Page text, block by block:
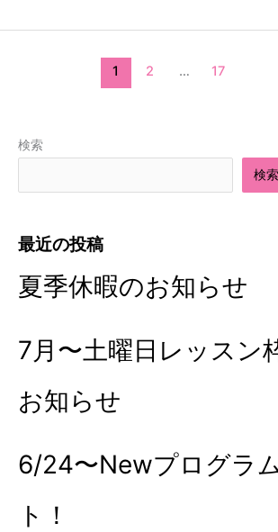
検索
検索
最近の投稿
夏季休暇のお知らせ
7月〜土曜日レッスン
お知らせ
6/24〜Newプログラ
ト！
1 2 … 17